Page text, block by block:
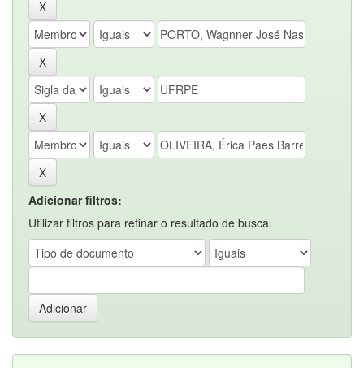
Adicionar filtros:
Utilizar filtros para refinar o resultado de busca.